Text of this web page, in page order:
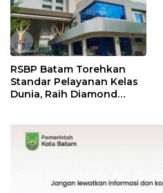
«
RSBP Batam Torehkan
Standar Pelayanan Kelas
Dunia, Raih Diamond